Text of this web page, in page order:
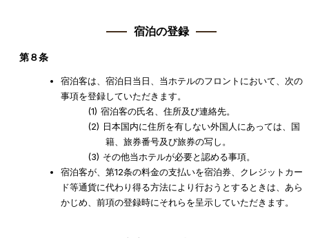
宿泊の登録
第８条
宿泊客は、宿泊日当日、当ホテルのフロントにおいて、次の
事項を登録していただきます。
宿泊客の氏名、住所及び連絡先。
日本国内に住所を有しない外国人にあっては、国
籍、旅券番号及び旅券の写し。
その他当ホテルが必要と認める事項。
宿泊客が、第12条の料金の支払いを宿泊券、クレジットカー
ド等通貨に代わり得る方法により行おうとするときは、あら
かじめ、前項の登録時にそれらを呈示していただきます。